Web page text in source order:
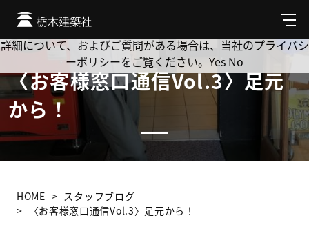
メ
ニ
ュ
〈お客様窓口通信Vol.3〉足元
から！
HOME
スタッフブログ
〈お客様窓口通信Vol.3〉足元から！
Cookie を使用して、お客様の活動を追跡してもよろしいです
か? 当社ではお客様のプライバシーを極めて重視しています。
詳細について、およびご質問がある場合は、当社のプライバシ
ーポリシーをご覧ください。 Yes No